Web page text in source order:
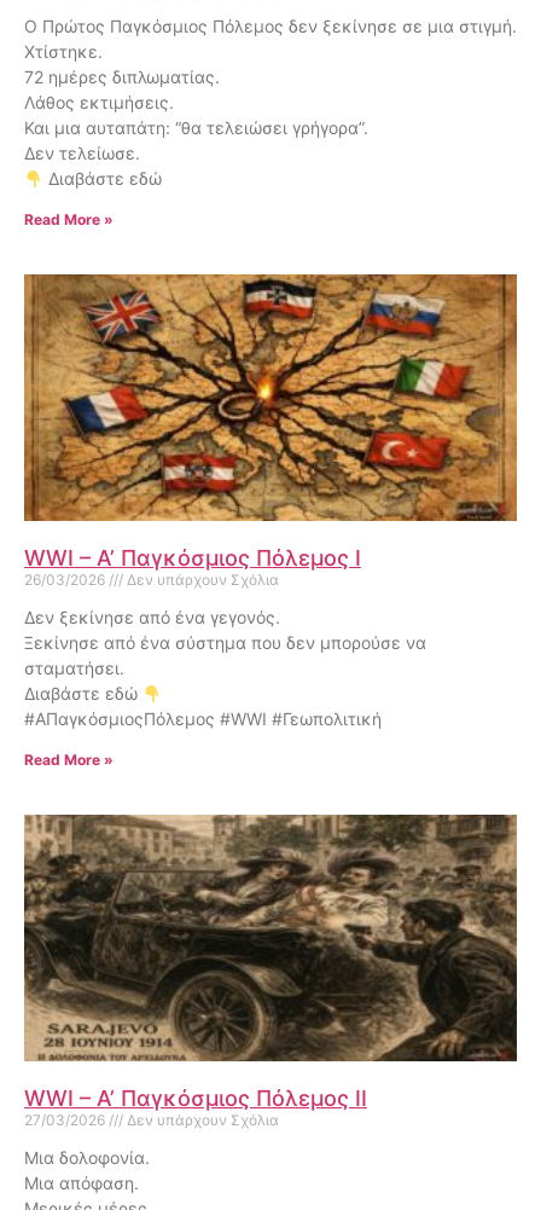
Ο Πρώτος Παγκόσμιος Πόλεμος δεν ξεκίνησε σε μια στιγμή.
Χτίστηκε.
72 ημέρες διπλωματίας.
Λάθος εκτιμήσεις.
Και μια αυταπάτη: “θα τελειώσει γρήγορα”.
Δεν τελείωσε.
Διαβάστε εδώ
Read More »
WWI – Α’ Παγκόσμιος Πόλεμος I
26/03/2026 Δεν υπάρχουν Σχόλια
Δεν ξεκίνησε από ένα γεγονός.
Ξεκίνησε από ένα σύστημα που δεν μπορούσε να
σταματήσει.
Διαβάστε εδώ
#ΑΠαγκόσμιοςΠόλεμος #WWI #Γεωπολιτική
Read More »
WWI – Α’ Παγκόσμιος Πόλεμος II
27/03/2026 Δεν υπάρχουν Σχόλια
Μια δολοφονία.
Μια απόφαση.